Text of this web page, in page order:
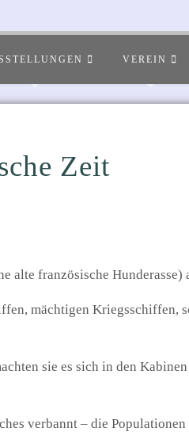
VEREIN
Zeit
alte französische
mächtigen Kriegsschiffen,
sie es sich in den Kabinen
verbannt – die